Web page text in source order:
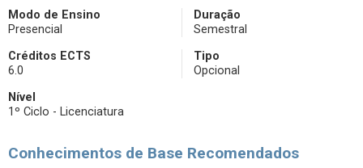
Modo de Ensino
Presencial
Duração
Semestral
Créditos ECTS
6.0
Tipo
Opcional
Nível
1º Ciclo - Licenciatura
Conhecimentos de Base Recomendados